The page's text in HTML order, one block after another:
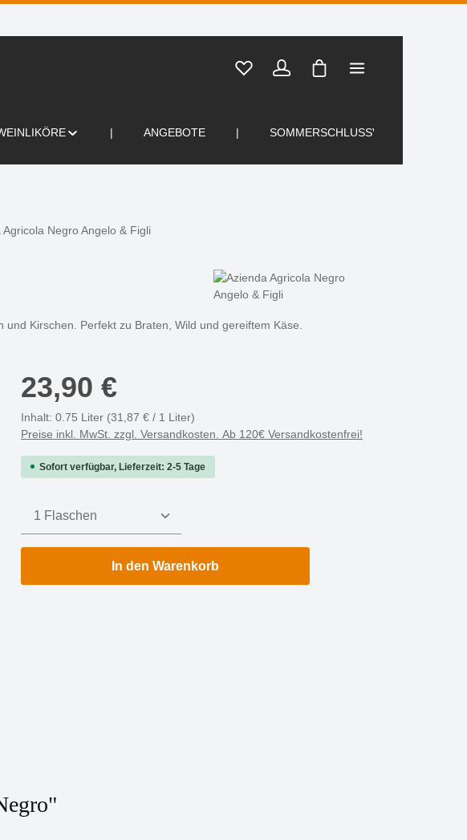
Warenkorb enthält 0
ANGEBOTE SOMMERSCHLUSSVERKAUF
Agricola Negro Angelo & Figli
Kirschen. Perfekt zu Braten, Wild und gereiftem Käse.
23,90 €
Inhalt: 0.75 Liter (31,87 € / 1 Liter)
Preise inkl. MwSt. zzgl. Versandkosten. Ab 120€ Versandkostenfrei!
Sofort verfügbar, Lieferzeit: 2-5 Tage
Produkt Anzahl: Gib den gewünschten Wert ein
In den Warenkorb